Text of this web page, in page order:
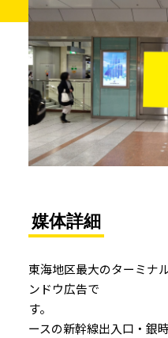
媒体詳細
東海地区最大のターミナ
ンドウ広告で
す。 中
ースの新幹線出入口・銀